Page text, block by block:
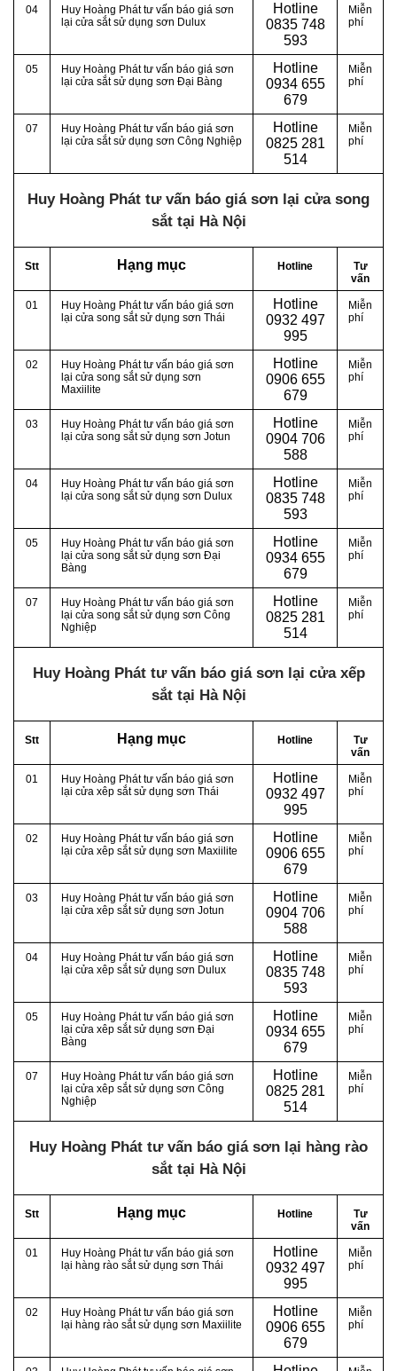
04
Huy Hoàng Phát tư vấn báo giá sơn
lại cửa sắt sử dụng sơn Dulux
Hotline
0835 748
593
Miễn
phí
05
Huy Hoàng Phát tư vấn báo giá sơn
lại cửa sắt sử dụng sơn Đại Bàng
Hotline
0934 655
679
Miễn
phí
07
Huy Hoàng Phát tư vấn báo giá sơn
lại cửa sắt sử dụng sơn Công Nghiệp
Hotline
0825 281
514
Miễn
phí
Huy Hoàng Phát tư vấn báo giá sơn lại cửa song
sắt tại Hà Nội
Stt Hạng mục Hotline
Tư
vấn
01
Huy Hoàng Phát tư vấn báo giá sơn
lại cửa song sắt sử dụng sơn Thái
Hotline
0932 497
995
Miễn
phí
02
Huy Hoàng Phát tư vấn báo giá sơn
lại cửa song sắt sử dụng sơn
Maxiilite
Hotline
0906 655
679
Miễn
phí
03
Huy Hoàng Phát tư vấn báo giá sơn
lại cửa song sắt sử dụng sơn Jotun
Hotline
0904 706
588
Miễn
phí
04
Huy Hoàng Phát tư vấn báo giá sơn
lại cửa song sắt sử dụng sơn Dulux
Hotline
0835 748
593
Miễn
phí
05
Huy Hoàng Phát tư vấn báo giá sơn
lại cửa song sắt sử dụng sơn Đại
Bàng
Hotline
0934 655
679
Miễn
phí
07
Huy Hoàng Phát tư vấn báo giá sơn
lại cửa song sắt sử dụng sơn Công
Nghiệp
Hotline
0825 281
514
Miễn
phí
Huy Hoàng Phát tư vấn báo giá sơn lại cửa xếp
sắt tại Hà Nội
Stt Hạng mục Hotline
Tư
vấn
01
Huy Hoàng Phát tư vấn báo giá sơn
lại cửa xêp sắt sử dụng sơn Thái
Hotline
0932 497
995
Miễn
phí
02
Huy Hoàng Phát tư vấn báo giá sơn
lại cửa xêp sắt sử dụng sơn Maxiilite
Hotline
0906 655
679
Miễn
phí
03
Huy Hoàng Phát tư vấn báo giá sơn
lại cửa xêp sắt sử dụng sơn Jotun
Hotline
0904 706
588
Miễn
phí
04
Huy Hoàng Phát tư vấn báo giá sơn
lại cửa xêp sắt sử dụng sơn Dulux
Hotline
0835 748
593
Miễn
phí
05
Huy Hoàng Phát tư vấn báo giá sơn
lại cửa xêp sắt sử dụng sơn Đại
Bàng
Hotline
0934 655
679
Miễn
phí
07
Huy Hoàng Phát tư vấn báo giá sơn
lại cửa xêp sắt sử dụng sơn Công
Nghiệp
Hotline
0825 281
514
Miễn
phí
Huy Hoàng Phát tư vấn báo giá sơn lại hàng rào
sắt tại Hà Nội
Stt Hạng mục Hotline
Tư
vấn
01
Huy Hoàng Phát tư vấn báo giá sơn
lại hàng rào sắt sử dụng sơn Thái
Hotline
0932 497
995
Miễn
phí
02
Huy Hoàng Phát tư vấn báo giá sơn
lại hàng rào sắt sử dụng sơn Maxiilite
Hotline
0906 655
679
Miễn
phí